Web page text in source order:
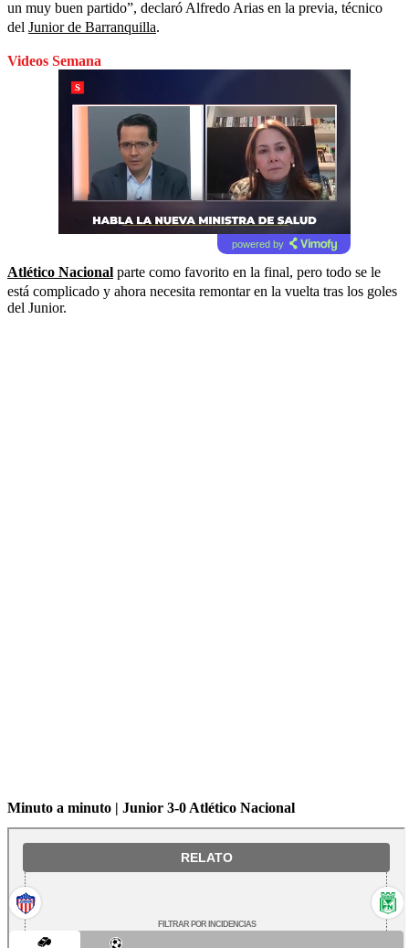
un muy buen partido”, declaró Alfredo Arias en la previa, técnico
del Junior de Barranquilla.
Videos Semana
powered by
Atlético Nacional parte como favorito en la final, pero todo se le
está complicado y ahora necesita remontar en la vuelta tras los goles
del Junior.
Minuto a minuto | Junior 3-0 Atlético Nacional